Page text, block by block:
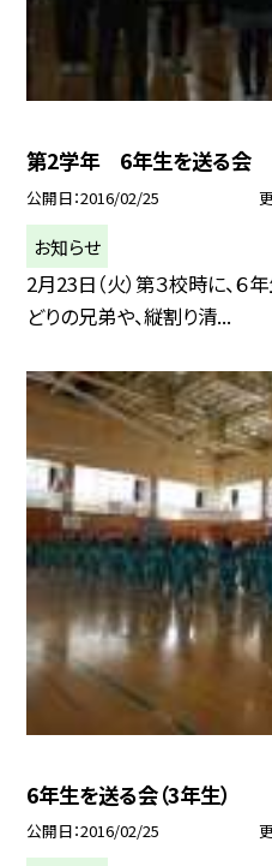
第2学年 6年生を送る会
公開日 2016/02/25
お知らせ
2月23日（火）第３校時に、６
どりの兄弟や、縦割り清...
6年生を送る会（3年生）
公開日 2016/02/25